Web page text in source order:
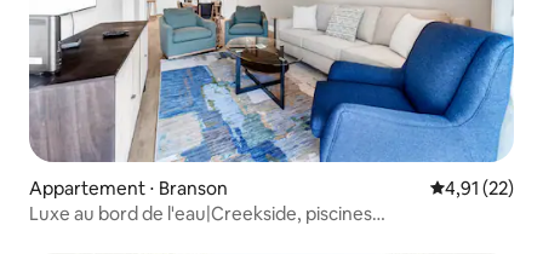
Appartement ⋅ Branson Évaluation
4,91 (22)
Luxe au bord de l'eau|Creekside, piscines